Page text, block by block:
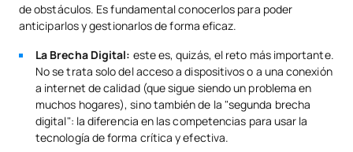
de obstáculos. Es fundamental conocerlos para poder
anticiparlos y gestionarlos de forma eficaz.
La Brecha Digital: este es, quizás, el reto más importante.
No se trata solo del acceso a dispositivos o a una conexión
a internet de calidad (que sigue siendo un problema en
muchos hogares), sino también de la "segunda brecha
digital": la diferencia en las competencias para usar la
tecnología de forma crítica y efectiva.